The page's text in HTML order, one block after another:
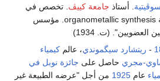
. أستاذ جامعة كييڤ. تخصص في
تخليق الفلزات العضوية organometallic synthesis. مؤسس
العضويين". (ت. 1934)
- ريتشارد سيگموندي، عالم كيمياء
مجري حاصل على جائزة نوبل في
عام 1925 من أجل "عرضه الطبيعة غير